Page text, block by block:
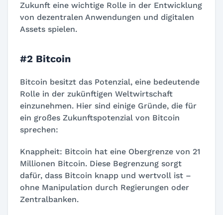
Zukunft eine wichtige Rolle in der Entwicklung
von dezentralen Anwendungen und digitalen
Assets spielen.
#2 Bitcoin
Bitcoin besitzt das Potenzial, eine bedeutende
Rolle in der zukünftigen Weltwirtschaft
einzunehmen. Hier sind einige Gründe, die für
ein großes Zukunftspotenzial von Bitcoin
sprechen:
Knappheit: Bitcoin hat eine Obergrenze von 21
Millionen Bitcoin. Diese Begrenzung sorgt
dafür, dass Bitcoin knapp und wertvoll ist –
ohne Manipulation durch Regierungen oder
Zentralbanken.